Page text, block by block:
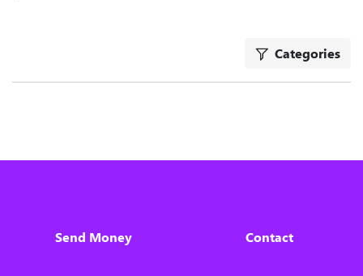
Categories
Send Money Contact